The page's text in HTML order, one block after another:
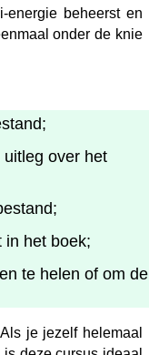
beheerst en
onder de knie
over het
in het boek;
te helen of om de
je jezelf helemaal